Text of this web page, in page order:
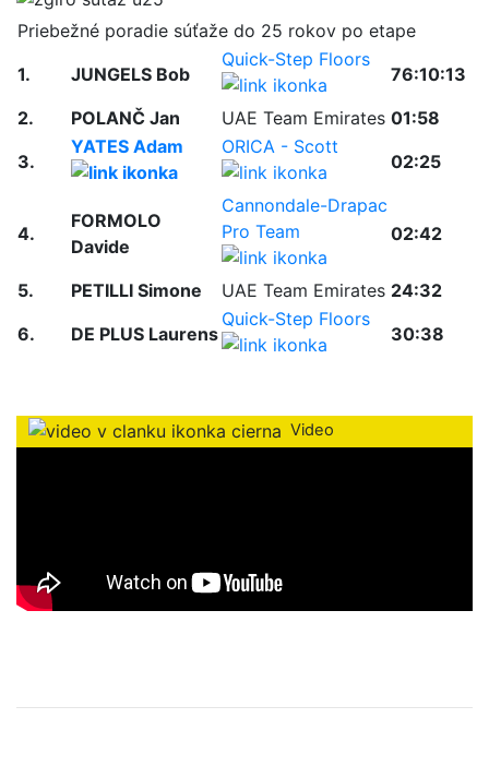
Priebežné poradie súťaže do 25 rokov po etape
1.
JUNGELS Bob
Quick-Step Floors
76:10:13
2.
POLANČ Jan UAE Team Emirates 01:58
3.
YATES Adam ORICA - Scott
02:25
4.
FORMOLO
Davide
Cannondale-Drapac
Pro Team
02:42
5. PETILLI Simone UAE Team Emirates 24:32
6.
DE PLUS Laurens
Quick-Step Floors
30:38
Video